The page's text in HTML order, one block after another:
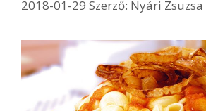
2018-01-29 Szerző: Nyári Zsuzsa